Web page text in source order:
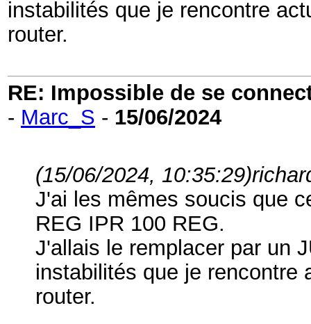
instabilités que je rencontre
router.
RE: Impossible de se
- Marc_S - 15/06/2024
(15/06/2024, 10:35:29)
J'ai les mêmes soucis que
REG IPR 100 REG.
J'allais le remplacer par un
instabilités que je rencontre
router.